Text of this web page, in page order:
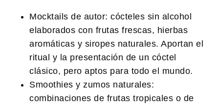
Mocktails de autor: cócteles sin alcohol
elaborados con frutas frescas, hierbas
aromáticas y siropes naturales. Aportan el
ritual y la presentación de un cóctel
clásico, pero aptos para todo el mundo.
Smoothies y zumos naturales:
combinaciones de frutas tropicales o de